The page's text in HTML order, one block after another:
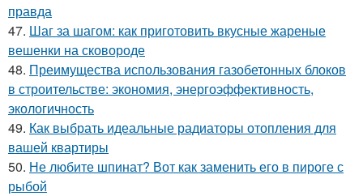
правда
47. Шаг за шагом: как приготовить вкусные жареные
вешенки на сковороде
48. Преимущества использования газобетонных блоков
в строительстве: экономия, энергоэффективность,
экологичность
49. Как выбрать идеальные радиаторы отопления для
вашей квартиры
50. Не любите шпинат? Вот как заменить его в пироге с
рыбой